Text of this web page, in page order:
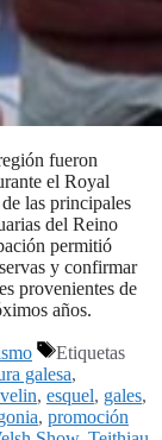
fueron
el Royal
las principales
del Reino
permitió
y confirmar
provenientes de
años.
Etiquetas
galesa,
, esquel, gales,
, promoción